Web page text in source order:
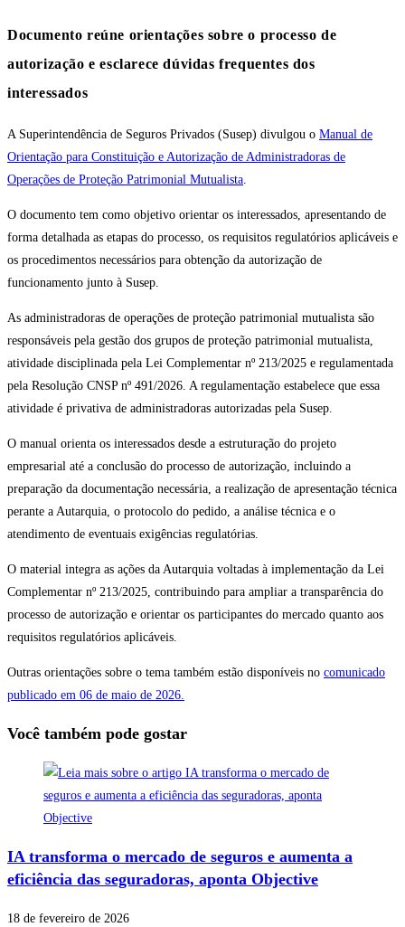
Documento reúne orientações sobre o processo de
autorização e esclarece dúvidas frequentes dos
interessados
A Superintendência de Seguros Privados (Susep) divulgou o Manual de
Orientação para Constituição e Autorização de Administradoras de
Operações de Proteção Patrimonial Mutualista.
O documento tem como objetivo orientar os interessados, apresentando de
forma detalhada as etapas do processo, os requisitos regulatórios aplicáveis e
os procedimentos necessários para obtenção da autorização de
funcionamento junto à Susep.
As administradoras de operações de proteção patrimonial mutualista são
responsáveis pela gestão dos grupos de proteção patrimonial mutualista,
atividade disciplinada pela Lei Complementar nº 213/2025 e regulamentada
pela Resolução CNSP nº 491/2026. A regulamentação estabelece que essa
atividade é privativa de administradoras autorizadas pela Susep.
O manual orienta os interessados desde a estruturação do projeto
empresarial até a conclusão do processo de autorização, incluindo a
preparação da documentação necessária, a realização de apresentação técnica
perante a Autarquia, o protocolo do pedido, a análise técnica e o
atendimento de eventuais exigências regulatórias.
O material integra as ações da Autarquia voltadas à implementação da Lei
Complementar nº 213/2025, contribuindo para ampliar a transparência do
processo de autorização e orientar os participantes do mercado quanto aos
requisitos regulatórios aplicáveis.
Outras orientações sobre o tema também estão disponíveis no comunicado
publicado em 06 de maio de 2026.
Você também pode gostar
IA transforma o mercado de seguros e aumenta a
eficiência das seguradoras, aponta Objective
18 de fevereiro de 2026